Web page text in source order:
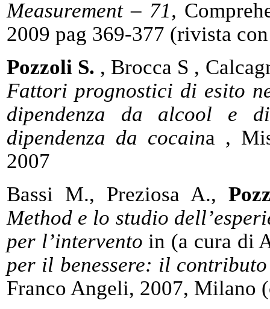
Measurement – 71,
2009 pag 369-377 (rivista
Pozzoli S. , Brocca S ,
Fattori prognostici di esito
dipendenza da alcool e
dipendenza da cocaina ,
2007
Bassi M., Preziosa A.,
Method e lo studio
per l’intervento in (a cura di
per il benessere: il
Franco Angeli, 2007, Milano